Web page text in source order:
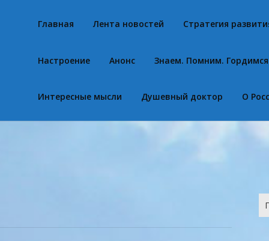
Главная Лента новостей Стратегия
Настроение Анонс Знаем. Помним. Гордимся
Интересные мысли Душевный доктор О